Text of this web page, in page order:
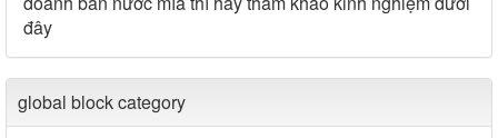
đây
global block category